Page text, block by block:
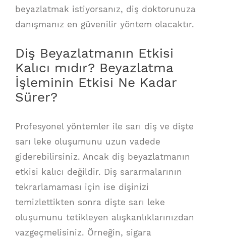
beyazlatmak istiyorsanız, diş doktorunuza
danışmanız en güvenilir yöntem olacaktır.
Diş Beyazlatmanın Etkisi
Kalıcı mıdır? Beyazlatma
İşleminin Etkisi Ne Kadar
Sürer?
Profesyonel yöntemler ile sarı diş ve dişte
sarı leke oluşumunu uzun vadede
giderebilirsiniz. Ancak diş beyazlatmanın
etkisi kalıcı değildir. Diş sararmalarının
tekrarlamaması için ise dişinizi
temizlettikten sonra dişte sarı leke
oluşumunu tetikleyen alışkanlıklarınızdan
vazgeçmelisiniz. Örneğin, sigara